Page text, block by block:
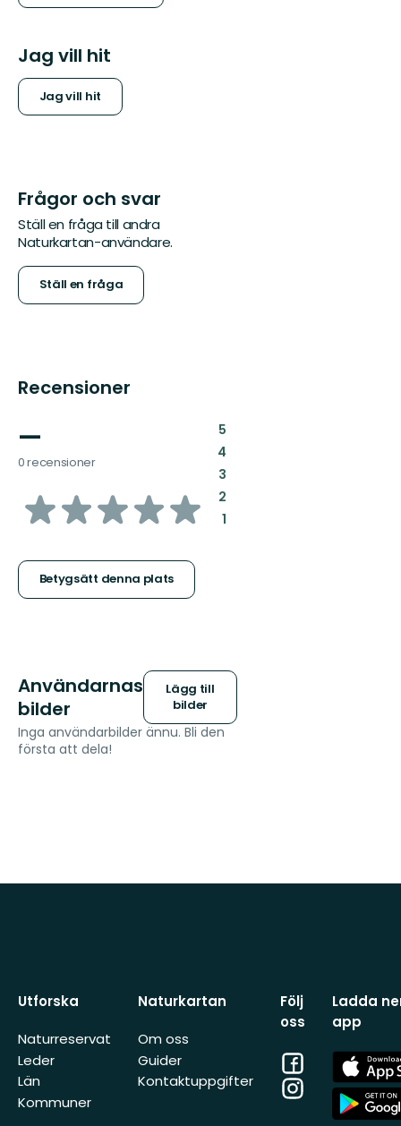
Jag vill hit
Jag vill hit
Frågor och svar
Ställ en fråga till andra
Naturkartan-användare.
Ställ en fråga
Recensioner
—
0 recensioner
av
stjärnor
Betygsätt denna plats
5:
4:
3:
2:
1:
Användarnas
bilder
Lägg till
bilder
Inga användarbilder ännu. Bli den
första att dela!
Utforska
Naturreservat
Leder
Län
Kommuner
Naturkartan
Om oss
Guider
Kontaktuppgifter
Följ
oss
Facebook
Instagram
Ladda
app
App
Store
App
Store